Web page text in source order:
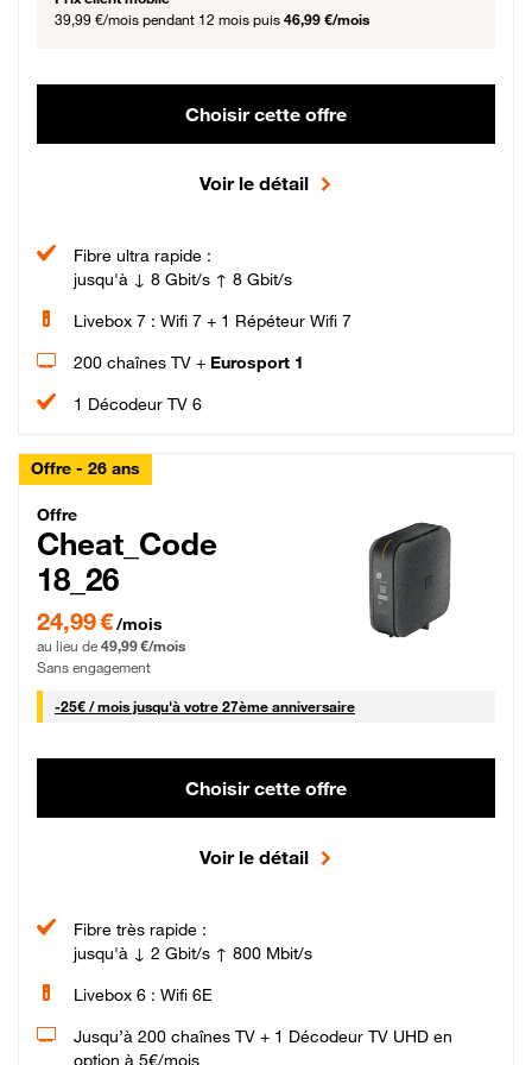
39,99 €/mois pendant 12 mois puis 46,99 €/mois
Choisir cette offre
Voir le détail
Fibre ultra rapide :
jusqu'à ↓ 8 Gbit/s ↑ 8 Gbit/s
Livebox 7 : Wifi 7 + 1 Répéteur Wifi 7
200 chaînes TV + Eurosport 1
1 Décodeur TV 6
Offre - 26 ans
Cheat_Code Fibre_18_26
Offre
Cheat_Code
18_26
24,99 € par mois pendant 0 mois puis 49,99 € par mois, Sans engagement
24,99 €/mois
au lieu de 49,99 €/mois
Sans engagement
-25€ / mois25 € par mois
jusqu'à votre 27ème anniversaire
Choisir cette offre
Voir le détail
Fibre très rapide :
jusqu'à ↓ 2 Gbit/s ↑ 800 Mbit/s
Livebox 6 : Wifi 6E
Jusqu’à 200 chaînes TV + 1 Décodeur TV UHD en
option à 5€/mois